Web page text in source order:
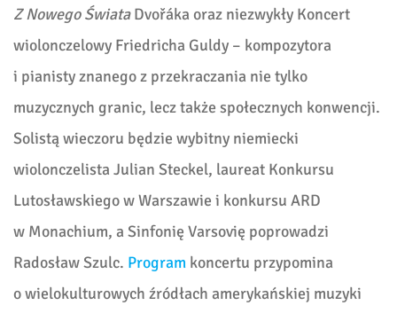
Z Nowego ŚwiataDvořáka oraz niezwykły Koncert
wiolonczelowy Friedricha Guldy – kompozytora
i pianisty znanego z przekraczania nie tylko
muzycznych granic, lecz także społecznych konwencji.
Solistą wieczoru będzie wybitny niemiecki
wiolonczelista Julian Steckel, laureat Konkursu
Lutosławskiego w Warszawie i konkursu ARD
w Monachium, a Sinfonię Varsovię poprowadzi
Radosław Szulc. Program koncertu przypomina
o wielokulturowych źródłach amerykańskiej muzyki